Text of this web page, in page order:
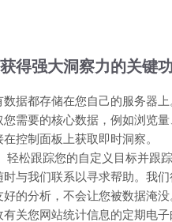
获得强大洞察力的关键
据都存储在您自己的服务器上
需要的核心数据，例如浏览
控制面板上获取即时洞察。
轻松跟踪您的自定义目标并跟踪
与我们联系以寻求帮助。我们
的分析，不会让您被数据淹没
关您网站统计信息的定期电子